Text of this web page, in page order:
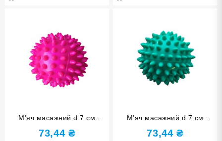
М’яч масажний d 7 см
надувний рожевий D7- rose
red
73,44₴
М’яч масажний d 7 см
надувний бірюзовий D7- sea
blue
73,44₴